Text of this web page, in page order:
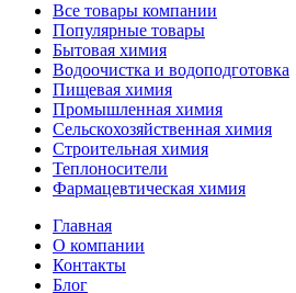
Все товары компании
Популярные товары
Бытовая химия
Водоочистка и водоподготовка
Пищевая химия
Промышленная химия
Сельскохозяйственная химия
Строительная химия
Теплоносители
Фармацевтическая химия
Главная
О компании
Контакты
Блог